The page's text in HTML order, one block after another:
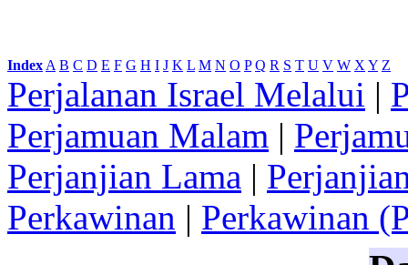
Index: A B C D E F G H I J K L M N O P Q R S T U V W X Y Z
Perjalanan Israel Melalui |
Perjamuan Malam |
Perjanjian Lama |
Perkawinan | Perkawinan